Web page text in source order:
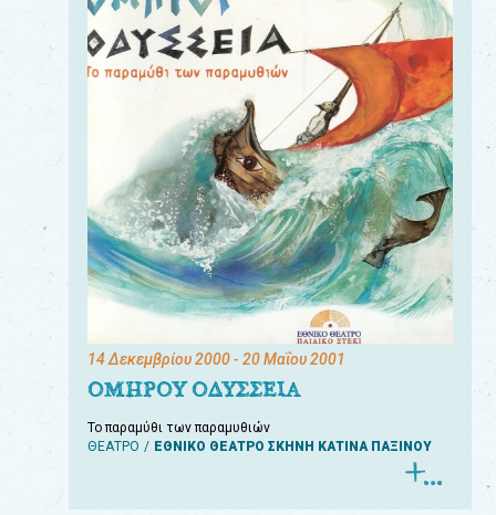
14 Δεκεμβρίου 2000- 20 Μαΐου 2001
ΟΜΗΡΟΥ ΟΔΥΣΣΕΙΑ
Το παραμύθι των παραμυθιών
ΘΕΑΤΡΟ
ΕΘΝΙΚΟ ΘΕΑΤΡΟ ΣΚΗΝΗ ΚΑΤΙΝΑ ΠΑΞΙΝΟΥ